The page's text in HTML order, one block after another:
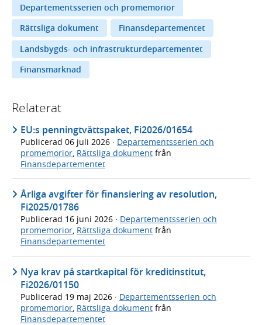
Departementsserien och promemorior
Rättsliga dokument
Finansdepartementet
Landsbygds- och infrastrukturdepartementet
Finansmarknad
Relaterat
EU:s penningtvättspaket, Fi2026/01654
Publicerad 06 juli 2026 · Departementsserien och
promemorior Rättsliga dokument från
Finansdepartementet
Årliga avgifter för finansiering av resolution,
Fi2025/01786
Publicerad 16 juni 2026 · Departementsserien och
promemorior, Rättsliga dokument från
Finansdepartementet
Nya krav på startkapital för kreditinstitut,
Fi2026/01150
Publicerad 19 maj 2026 · Departementsserien och
promemorior, Rättsliga dokument från
Finansdepartementet